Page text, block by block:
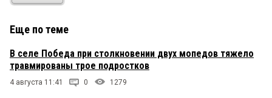
Еще по теме
В селе Победа при столкновении двух мопедов тяжело
травмированы трое подростков
4 августа 11:41 0 1279